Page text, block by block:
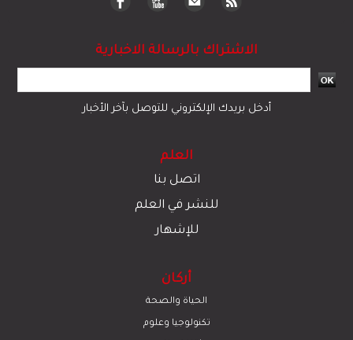
الاشتراك بالرسالة الاخبارية
أدخل بريدك الإلكتروني للتوصل بآخر الأخبار
العلم
اتصل بنا
للنشر في العلم
للإشهار
أركان
الحياة والصحة
تكنولوجيا وعلوم